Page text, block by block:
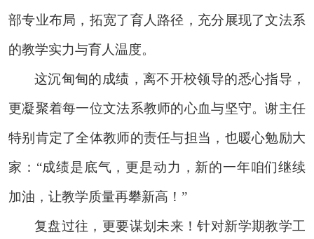
部专业布局，拓宽了育人路径，充分展现了文法系
的教学实力与育人温度。
这沉甸甸的成绩，离不开校领导的悉心指导，
更凝聚着每一位文法系教师的心血与坚守。谢主任
特别肯定了全体教师的责任与担当，也暖心勉励大
家： “成绩是底气，更是动力，新的一年咱们继续
加油，让教学质量再攀新高！”
复盘过往，更要谋划未来！针对新学期教学工